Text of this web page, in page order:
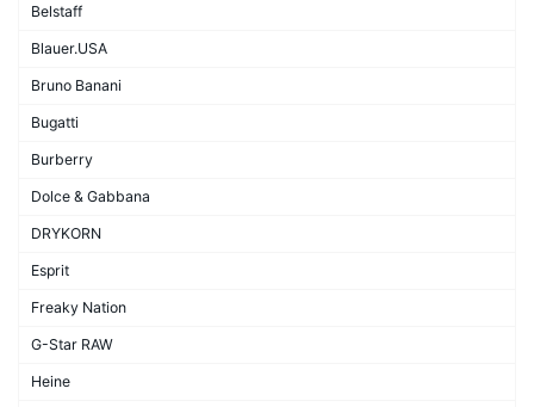
Belstaff
Blauer.USA
Bruno Banani
Bugatti
Burberry
Dolce & Gabbana
DRYKORN
Esprit
Freaky Nation
G-Star RAW
Heine